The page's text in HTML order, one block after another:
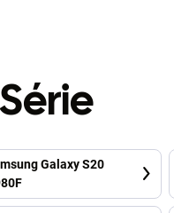
Galaxy S20